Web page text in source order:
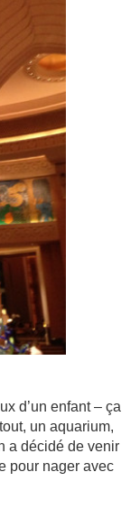
d’un enfant – ça
un aquarium,
a décidé de venir
pour nager avec